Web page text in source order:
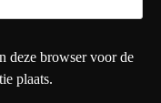
deze browser voor de
plaats.